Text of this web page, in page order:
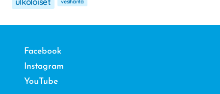
vesihäntä
Facebook
Instagram
YouTube